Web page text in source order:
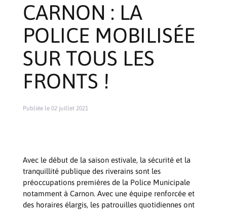
CARNON : LA
POLICE MOBILISÉE
SUR TOUS LES
FRONTS !
Publiée le 02 juillet 2021
Avec le début de la saison estivale, la sécurité et la
tranquillité publique des riverains sont les
préoccupations premières de la Police Municipale
notamment à Carnon. Avec une équipe renforcée et
des horaires élargis, les patrouilles quotidiennes ont